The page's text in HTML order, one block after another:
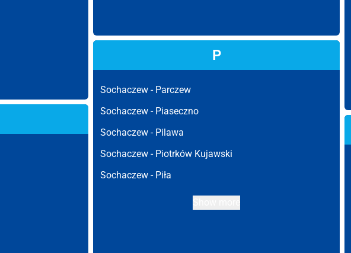
P
Sochaczew - Parczew
Sochaczew - Piaseczno
Sochaczew - Pilawa
Sochaczew - Piotrków Kujawski
Sochaczew - Piła